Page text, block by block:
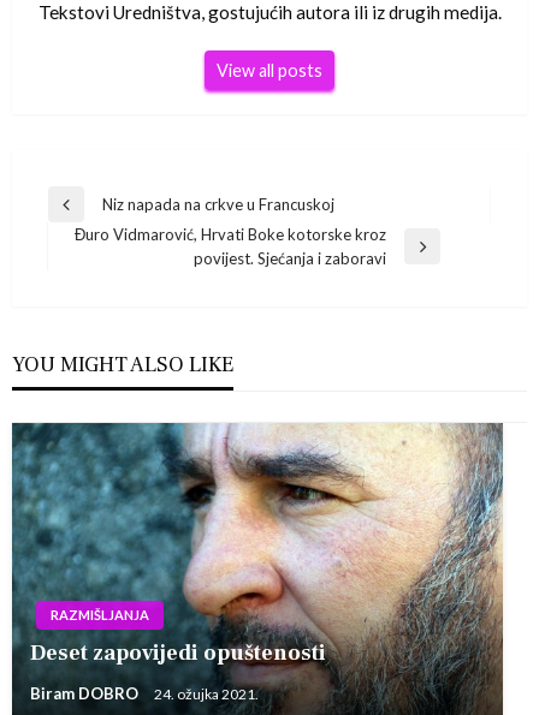
Tekstovi Uredništva, gostujućih autora ili iz drugih medija.
View all posts
Navigacija
Previous
Post
Niz napada na crkve u Francuskoj
Đuro Vidmarović, Hrvati Boke kotorske kroz
povijest. Sjećanja i zaboravi
YOU MIGHT ALSO LIKE
RAZMIŠLJANJA
Deset zapovijedi opuštenosti
Biram DOBRO 24. ožujka 2021.